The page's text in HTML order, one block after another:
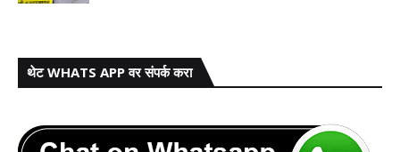
थेट WHATS APP वर संपर्क करा